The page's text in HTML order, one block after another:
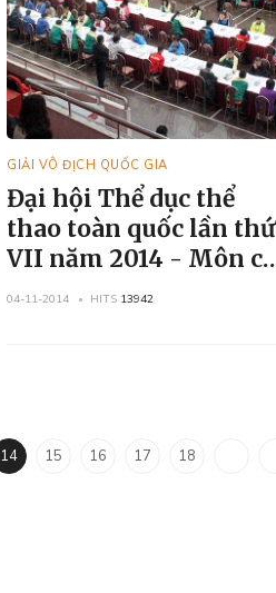
GIẢI VÔ ĐỊCH QUỐC GIA
Đại hội Thể dục thể
thao toàn quốc lần thứ
VII năm 2014 - Môn cờ
tướng
04-11-2014 HITS 13942
14 15 16 17 18